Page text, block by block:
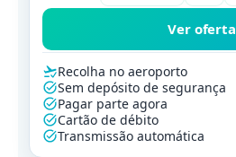
Ver oferta
Recolha no aeroporto
Sem depósito de segurança
Pagar parte agora
Cartão de débito
Transmissão automática